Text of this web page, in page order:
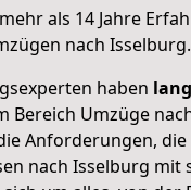
als 14 Jahre
nach Isselburg.
haben
Bereich Umzüge
Anforderungen, die
nach Isselburg mit